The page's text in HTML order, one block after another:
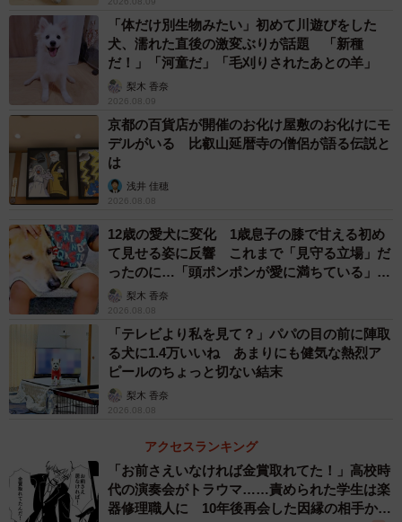
「今は母がいないことに気づくと泣きます。残念ながら私
の力不足で、私だけだと泣き止んでくれないことが多いで
―等身大パネルを設置しようという発想はどのように生ま
れましたか？また、やる前にこれで本当に効果があると思
いましたか？
画像や動画を見せたりしたものの、そこまで効果がな
く…。やはり空間に実物がいればいいんじゃないかとは思
っていました」
「ちょうどその頃、リンクスさん（ http://links-
net.co.jp/originaltools/ ）という販促ツールの製作・印刷を
している会社と一緒に仕事をしていまして。リンクスさん
が『ビッグダミー』という等身大パネルを作ったりしてい
たので、この技術で『等身大の母』を作ったらいいんじゃ
ないかと思いつきました。リンクスさんに提案してみたと
ころ、『作りましょう』と言ってくださったので実現した
というわけです」
「体だけ別生物みたい」初めて川遊びをした
犬、濡れた直後の激変ぶりが話題 「新種
だ！」「河童だ」「毛刈りされたあとの羊」
梨木 香奈
2026.08.09
京都の百貨店が開催のお化け屋敷のお化けにモ
デルがいる 比叡山延暦寺の僧侶が語る伝説と
は
浅井 佳穂
2026.08.08
12歳の愛犬に変化 1歳息子の膝で甘える初め
て見せる姿に反響 これまで「見守る立場」だ
ったのに…「頭ポンポンが愛に満ちている」
「尊…」
梨木 香奈
2026.08.08
「テレビより私を見て？」パパの目の前に陣取
る犬に1.4万いいね あまりにも健気な熱烈ア
ピールのちょっと切ない結末
梨木 香奈
2026.08.08
アクセスランキング
「お前さえいなければ金賞取れてた！」高校時
代の演奏会がトラウマ……責められた学生は楽
器修理職人に 10年後再会した因縁の相手から